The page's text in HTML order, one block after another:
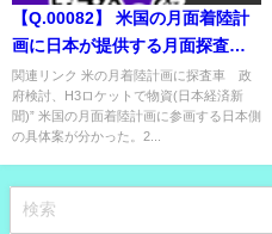
【Q.00082】 米国の月面着陸計
画に日本が提供する月面探査
車。 実際に提供されるのはい
つ？
関連リンク 米の月着陸計画に探査車 政
府検討、H3ロケットで物資(日本経済新
聞)” 米国の月面着陸計画に参画する日本側
の具体案が分かった。2...